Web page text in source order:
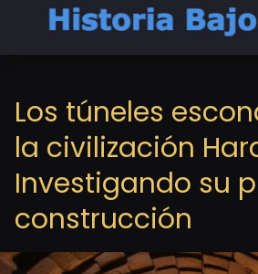
Los túneles
la civilización
Investigando su
construcción